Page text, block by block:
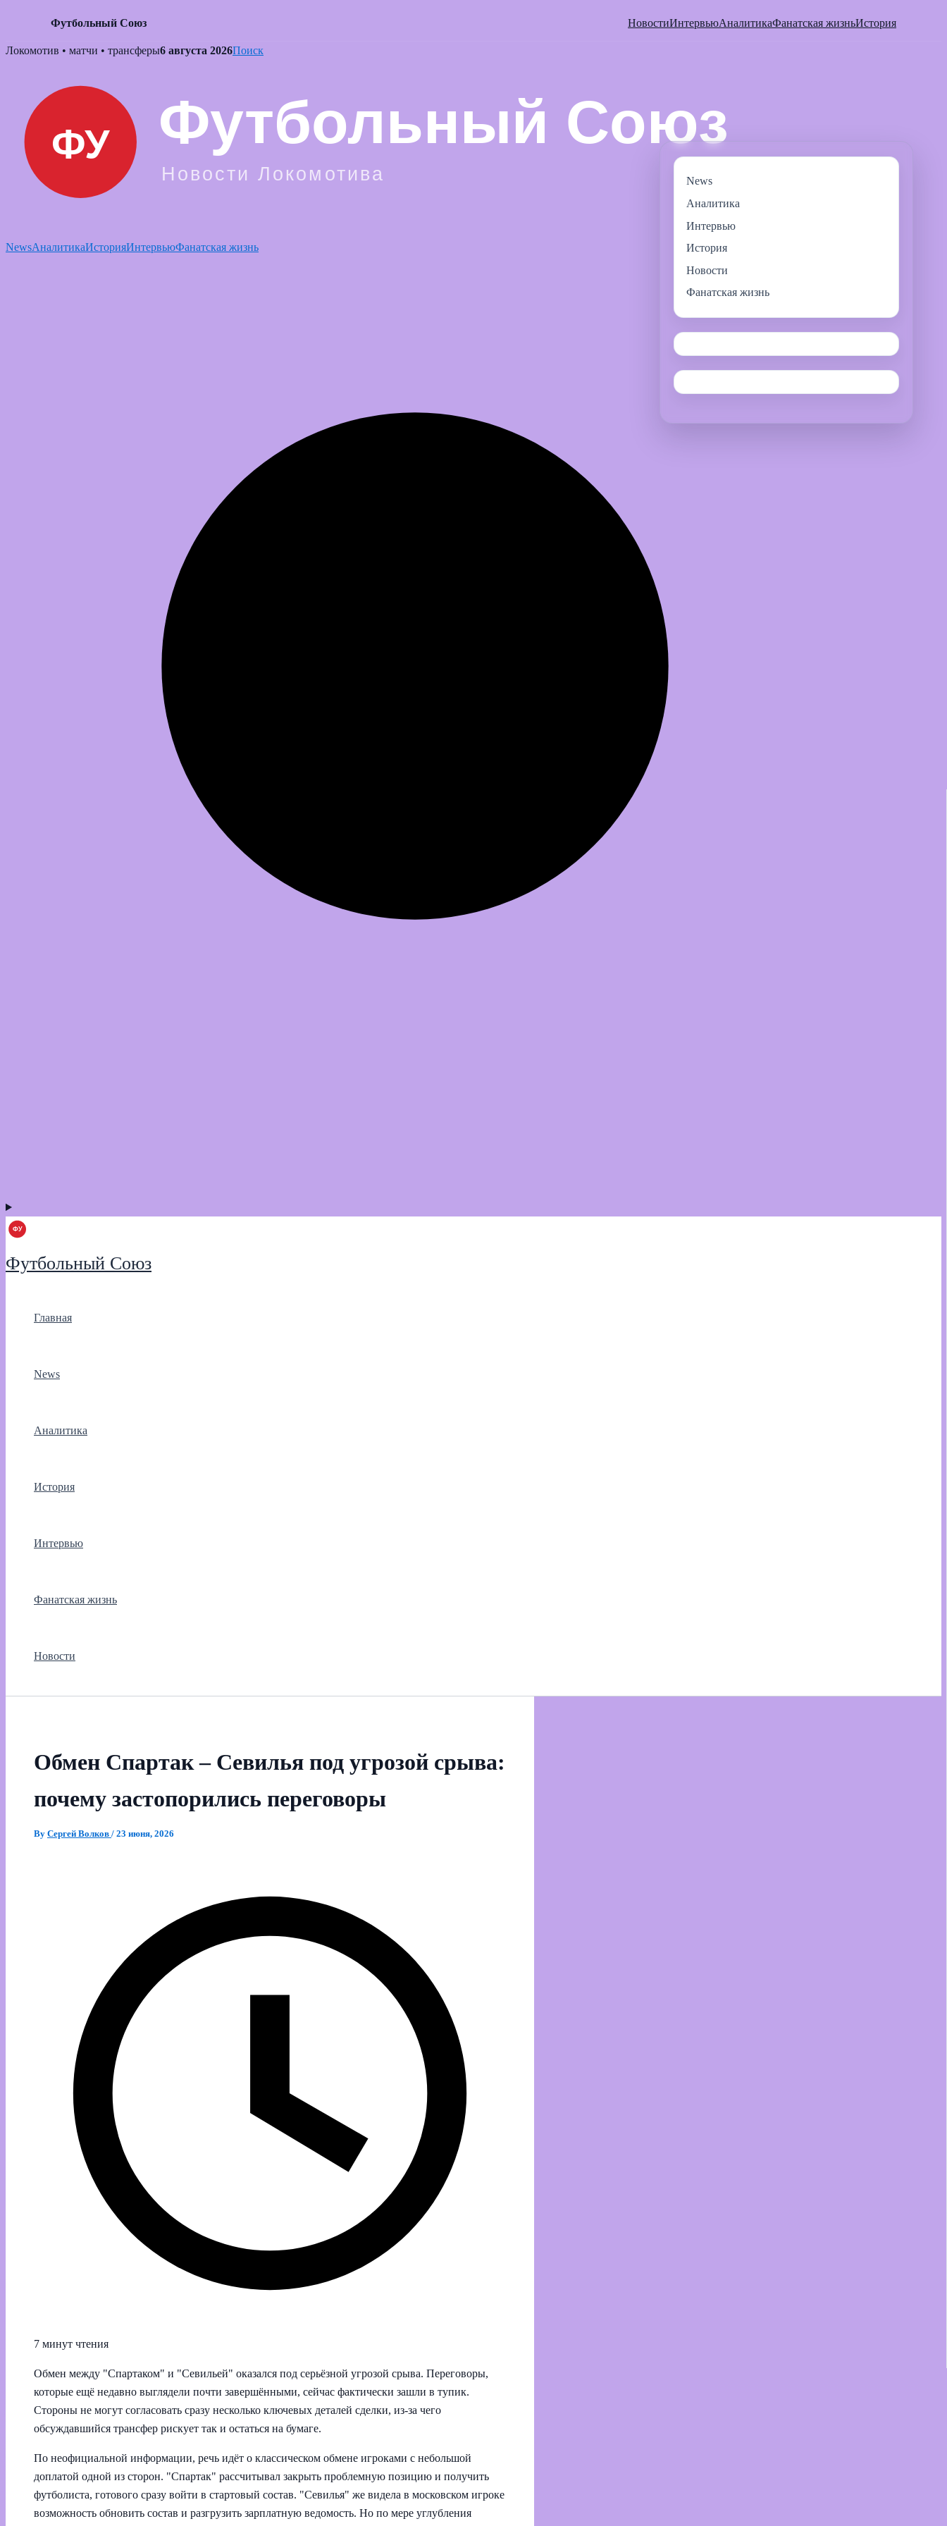
Футбольный Союз НовостиИнтервьюАналитикаФанатская жизньИстория
Skip
Локомотив • матчи • трансферы6 августа 2026Поиск
NewsАналитикаИсторияИнтервьюФанатская жизнь
Футбольный Союз
Главная
News
Аналитика
История
Интервью
Фанатская жизнь
Новости
Обмен Спартак – Севилья под угрозой срыва:
почему застопорились переговоры
By Сергей Волков / 23 июня, 2026
7 минут чтения
Обмен между "Спартаком" и "Севильей" оказался под серьёзной угрозой срыва. Переговоры,
которые ещё недавно выглядели почти завершёнными, сейчас фактически зашли в тупик.
Стороны не могут согласовать сразу несколько ключевых деталей сделки, из-за чего
обсуждавшийся трансфер рискует так и остаться на бумаге.
По неофициальной информации, речь идёт о классическом обмене игроками с небольшой
доплатой одной из сторон. "Спартак" рассчитывал закрыть проблемную позицию и получить
футболиста, готового сразу войти в стартовый состав. "Севилья" же видела в московском игроке
возможность обновить состав и разгрузить зарплатную ведомость. Но по мере углубления
News
Аналитика
Интервью
История
Новости
Фанатская жизнь